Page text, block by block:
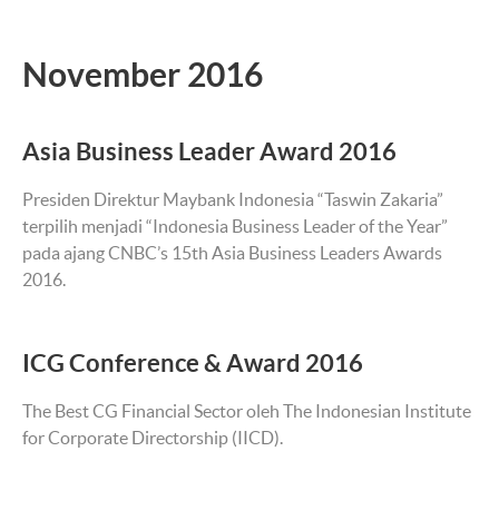
November 2016
Asia Business Leader Award 2016
Presiden Direktur Maybank Indonesia “Taswin Zakaria”
terpilih menjadi “Indonesia Business Leader of the Year”
pada ajang CNBC’s 15th Asia Business Leaders Awards
2016.
ICG Conference & Award 2016
The Best CG Financial Sector oleh The Indonesian Institute
for Corporate Directorship (IICD).